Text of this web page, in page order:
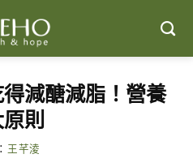
減醣減脂！營養
則
王芊淩